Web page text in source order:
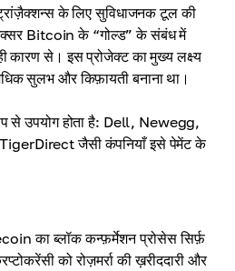
ट्रांज़ैक्शन्स के लिए सुविधाजनक टूल की
Bitcoin के “गोल्ड” के संबंध में
कारण से। इस प्रोजेक्ट का मुख्य लक्ष्य
सुलभ और किफ़ायती बनाना था।
से उपयोग होता है: Dell, Newegg,
जैसी कंपनियाँ इसे पेमेंट के
का ब्लॉक कन्फ़र्मेशन प्रोसेस सिर्फ़
को रोज़मर्रा की ख़रीददारी और